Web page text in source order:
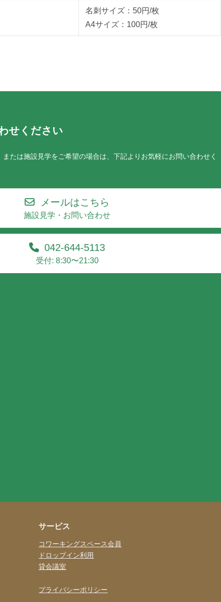
名刺サイズ：50円/枚
A4サイズ：100円/枚
せください
たは施設見学をご希望の場合は、下記よりお気軽にお問い合わせく
メールはこちら
施設見学・お問い合わせ
042-644-5113
受付: 8:30〜21:30
サービス
コワーキングスペース会員
ドロップイン利用
貸会議室
プライバシーポリシー